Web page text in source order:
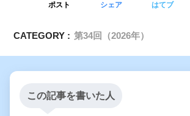
ポスト シェア はてブ
CATEGORY : 第34回（2026年）
この記事を書いた人